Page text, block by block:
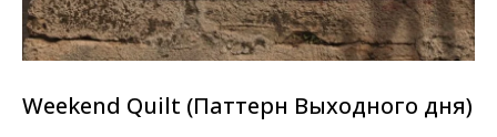
Weekend Quilt (Паттерн Выходного дня)